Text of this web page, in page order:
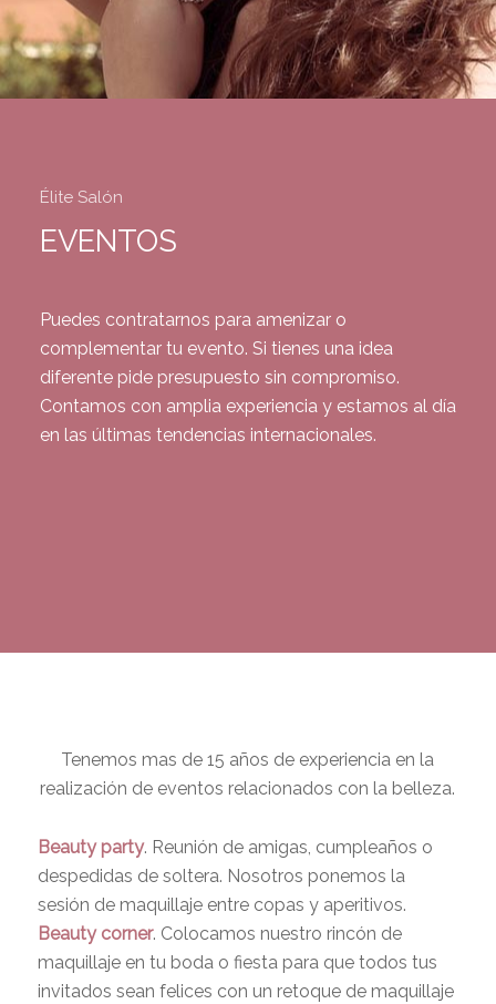
Élite Salón
EVENTOS
Puedes contratarnos para amenizar o
complementar tu evento. Si tienes una idea
diferente pide presupuesto sin compromiso.
Contamos con amplia experiencia y estamos al día
en las últimas tendencias internacionales.
Tenemos mas de 15 años de experiencia en la
realización de eventos relacionados con la belleza.
Beauty party. Reunión de amigas, cumpleaños o
despedidas de soltera. Nosotros ponemos la
sesión de maquillaje entre copas y aperitivos.
Beauty corner. Colocamos nuestro rincón de
maquillaje en tu boda o fiesta para que todos tus
invitados sean felices con un retoque de maquillaje